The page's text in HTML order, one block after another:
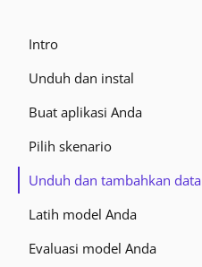
Intro
Unduh dan instal
Buat aplikasi Anda
Pilih skenario
Unduh dan tambahkan data
Latih model Anda
Evaluasi model Anda